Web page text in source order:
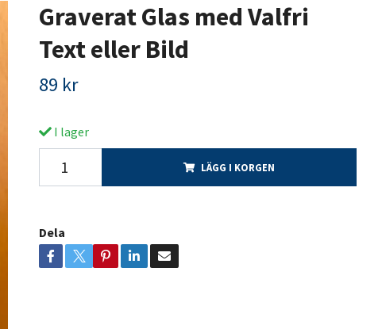
Graverat Glas med Valfri
Text eller Bild
89 kr
I lager
LÄGG I KORGEN
Dela